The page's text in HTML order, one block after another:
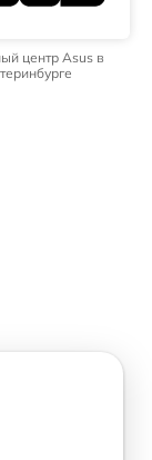
центр Asus в